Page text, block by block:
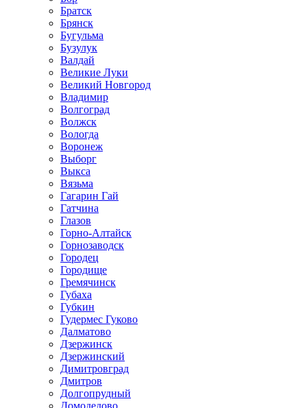
Братск
Брянск
Бугульма
Бузулук
Валдай
Великие Луки
Великий Новгород
Владимир
Волгоград
Волжск
Вологда
Воронеж
Выборг
Выкса
Вязьма
Гагарин Гай
Гатчина
Глазов
Горно-Алтайск
Горнозаводск
Городец
Городище
Гремячинск
Губаха
Губкин
Гудермес Гуково
Далматово
Дзержинск
Дзержинский
Димитровград
Дмитров
Долгопрудный
Домодедово